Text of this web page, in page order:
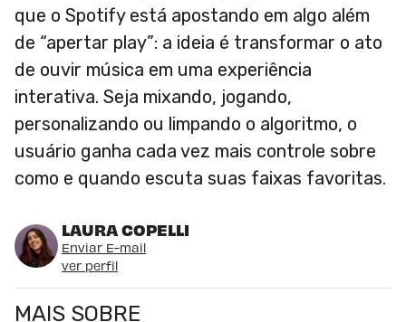
que o Spotify está apostando em algo além
de “apertar play”: a ideia é transformar o ato
de ouvir música em uma experiência
interativa. Seja mixando, jogando,
personalizando ou limpando o algoritmo, o
usuário ganha cada vez mais controle sobre
como e quando escuta suas faixas favoritas.
LAURA COPELLI
Enviar E-mail
ver perfil
MAIS SOBRE